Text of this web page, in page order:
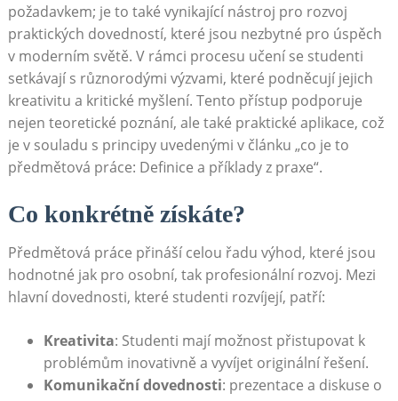
požadavkem;‍ je to také vynikající nástroj pro rozvoj
praktických dovedností, které jsou nezbytné pro⁣ úspěch
v moderním světě. V rámci procesu učení se studenti
setkávají ‍s různorodými výzvami, které podněcují jejich
kreativitu a kritické myšlení. Tento přístup podporuje
nejen teoretické poznání, ale také praktické aplikace, což
je v⁤ souladu s principy uvedenými v článku „co je ⁢to
předmětová práce: Definice a⁤ příklady z praxe“.
Co konkrétně získáte?
Předmětová práce přináší celou řadu výhod, které jsou
hodnotné jak pro ⁤osobní, tak profesionální‍ rozvoj. ​Mezi
hlavní⁢ dovednosti, které studenti rozvíjejí, patří:
Kreativita: Studenti mají možnost⁤ přistupovat k
problémům inovativně a vyvíjet originální řešení.
Komunikační dovednosti: prezentace a diskuse o